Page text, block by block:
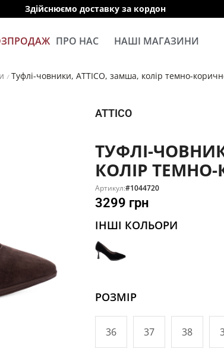
Здійснюємо доставку за кордон
ПРО НАС НАШІ МАГАЗИНИ
/ Туфлі-човники, ATTICO, замша, колір темно-
ATTICO
ТУФЛІ-
КОЛІР
Артикул:#1044720
3299 грн
ІНШІ КОЛЬОРИ
РОЗМІР
36 37 38